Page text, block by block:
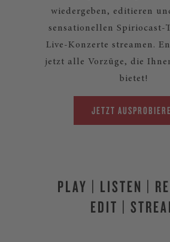
wiedergeben, editieren
sensationellen Spiriocast-
Live-Konzerte streamen.
jetzt alle Vorzüge, die
bietet!
JETZT
PLAY | LISTEN |
EDIT |